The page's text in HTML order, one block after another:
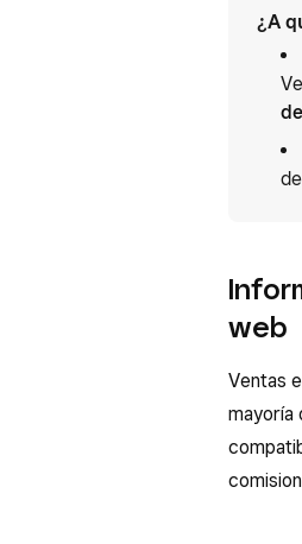
¿A
web
Ventas
mayoría